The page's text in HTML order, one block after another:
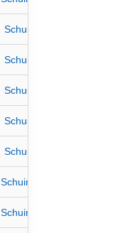
Schuimlans geel 2,3
Schuimlans geel 2,3
Schuimlans geel 2,3
Schuimlans geel 2,3
Schuimlans geel 2,3
Schuimlans blauw 2,7
Schuimlans blauw 2,7